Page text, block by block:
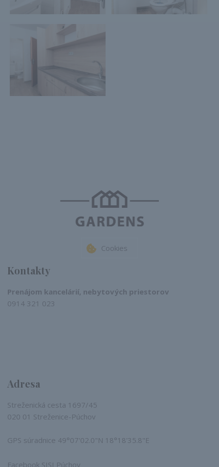
Cookies
Kontakty
Prenájom kancelárií, nebytových priestorov
0914 321 023​
Adresa
Streženická cesta 1697/45
020 01 Streženice-Púchov
GPS súradnice 49°07'02.0"N 18°18'35.8"E
Facebook SISI Púchov